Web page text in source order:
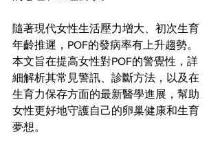
隨著現代女性生活壓力增大、初次生育
年齡推遲，POF的發病率有上升趨勢。
本文旨在提高女性對POF的警覺性，詳
細解析其常見警訊、診斷方法，以及在
生育力保存方面的最新醫學進展，幫助
女性更好地守護自己的卵巢健康和生育
夢想。